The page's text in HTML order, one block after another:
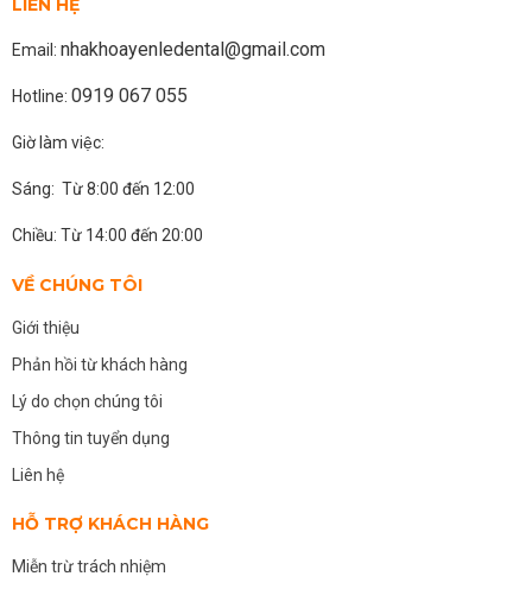
LIÊN HỆ
Email: nhakhoayenledental@gmail.com
Hotline: 0919 067 055
Giờ làm việc:
Sáng: Từ 8:00 đến 12:00
Chiều: Từ 14:00 đến 20:00
VỀ CHÚNG TÔI
Giới thiệu
Phản hồi từ khách hàng
Lý do chọn chúng tôi
Thông tin tuyển dụng
Liên hệ
HỖ TRỢ KHÁCH HÀNG
Miễn trừ trách nhiệm